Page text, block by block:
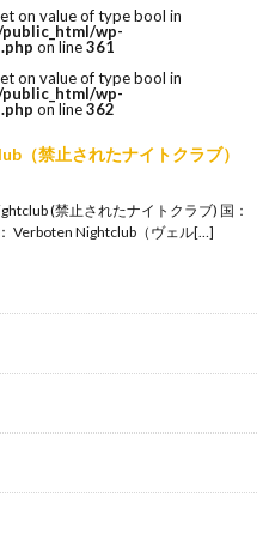
on value of type bool in
wp-
on line361
on value of type bool in
wp-
on line362
（禁止されたナイトクラブ）
(禁止されたナイトクラブ) 国：
Verboten Nightclub（ヴェル[…]